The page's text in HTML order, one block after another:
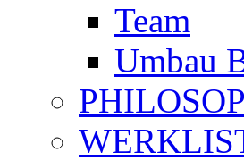
Team
Umbau